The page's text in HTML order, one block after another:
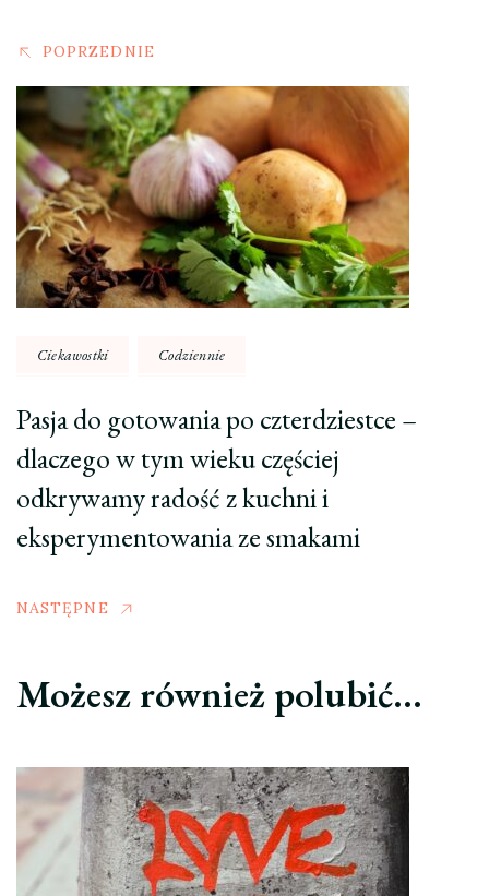
POPRZEDNIE
Ciekawostki Codziennie
Pasja do gotowania po czterdziestce –
dlaczego w tym wieku częściej
odkrywamy radość z kuchni i
eksperymentowania ze smakami
NASTĘPNE
Możesz również polubić…